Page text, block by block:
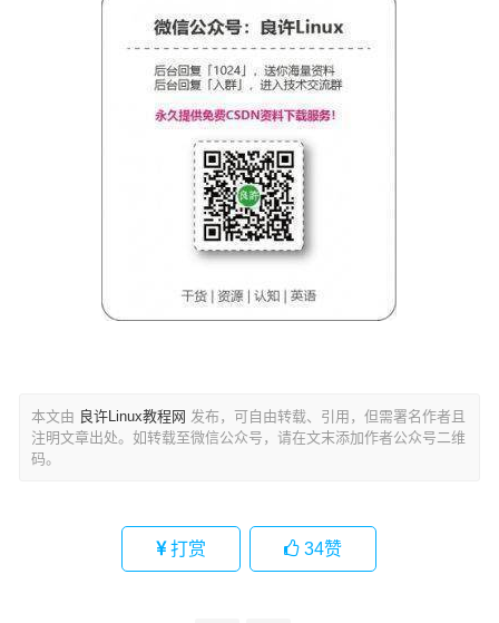
本文由 良许Linux教程网 发布，可自由转载、引用，但需署名作者且
注明文章出处。如转载至微信公众号，请在文末添加作者公众号二维
码。
打赏 34赞